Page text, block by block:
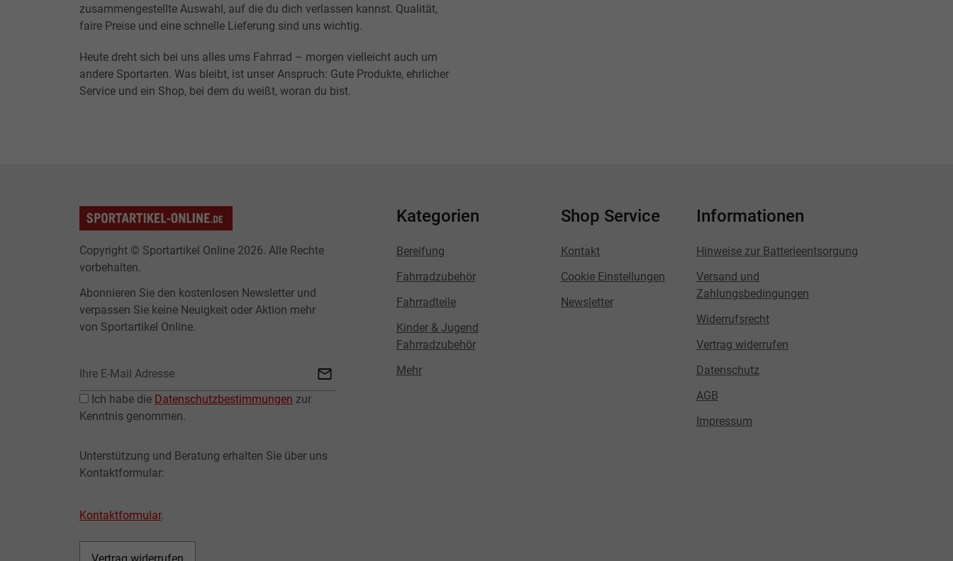
zusammengestellte Auswahl, auf die du dich verlassen kannst. Qualität,
faire Preise und eine schnelle Lieferung sind uns wichtig.
Heute dreht sich bei uns alles ums Fahrrad – morgen vielleicht auch um
andere Sportarten. Was bleibt, ist unser Anspruch: Gute Produkte, ehrlicher
Service und ein Shop, bei dem du weißt, woran du bist.
Copyright © Sportartikel Online 2026. Alle Rechte
vorbehalten.
Abonnieren Sie den kostenlosen Newsletter und
verpassen Sie keine Neuigkeit oder Aktion mehr
von Sportartikel Online.
Ich habe die Datenschutzbestimmungen zur
Kenntnis genommen.
Unterstützung und Beratung erhalten Sie über uns
Kontaktformular:
Kontaktformular.
Kategorien
Bereifung
Fahrradzubehör
Fahrradteile
Kinder & Jugend
Fahrradzubehör
Mehr
Shop Service
Kontakt
Cookie Einstellungen
Newsletter
Informationen
Hinweise zur Batterieentsorgung
Versand und
Zahlungsbedingungen
Widerrufsrecht
Vertrag widerrufen
Datenschutz
AGB
Impressum